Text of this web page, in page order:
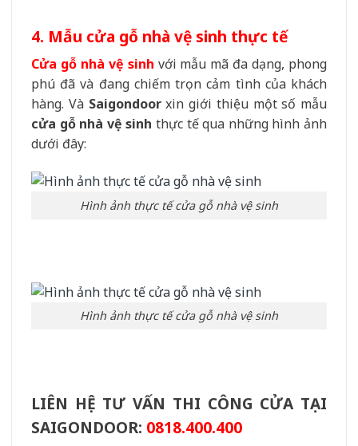
4. Mẫu cửa gỗ nhà vệ sinh thực tế
Cửa gỗ nhà vệ sinh với mẫu mã đa dạng, phong
phú đã và đang chiếm trọn cảm tình của khách
hàng. Và Saigondoorxin giới thiệu một số mẫu
cửa gỗ nhà vệ sinh thực tế qua những hình ảnh
dưới đây:
Hình ảnh thực tế cửa gỗ nhà vệ sinh
Hình ảnh thực tế cửa gỗ nhà vệ sinh
LIÊN HỆ TƯ VẤN THI CÔNG CỬA TẠI
SAIGONDOOR: 0818.400.400